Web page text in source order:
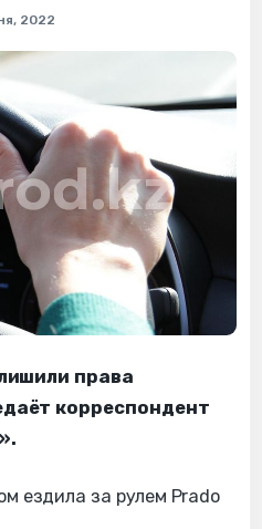
2022
права
корреспондент